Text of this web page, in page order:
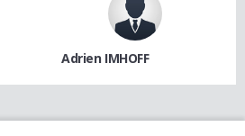
Adrien IMHOFF